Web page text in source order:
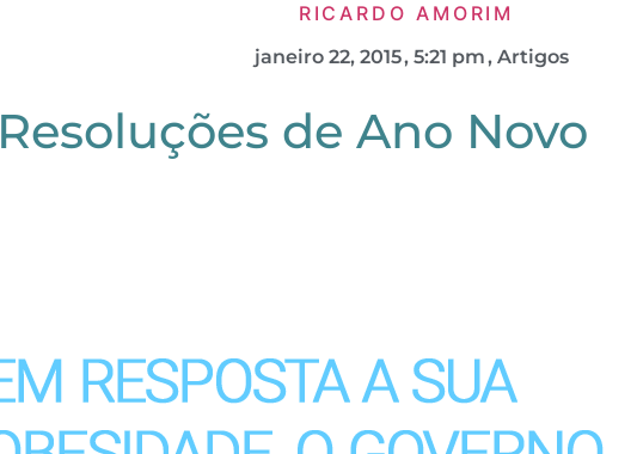
RICARDO AMORIM
janeiro 22, 2015, 5:21 pm, Artigos
Resoluções de Ano Novo